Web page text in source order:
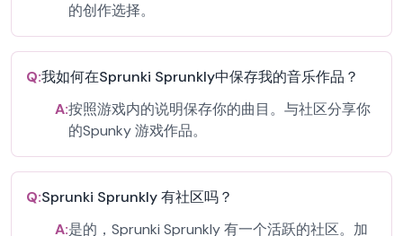
的创作选择。
Q:我如何在Sprunki Sprunkly中保存我的音乐作品？
A:按照游戏内的说明保存你的曲目。与社区分享你
的Spunky 游戏作品。
Q:Sprunki Sprunkly 有社区吗？
A:是的，Sprunki Sprunkly 有一个活跃的社区。加